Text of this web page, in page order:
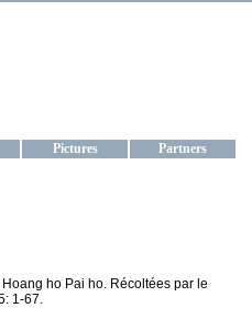
Pictures Partners
ho Pai ho. Récoltées par le
1-67.